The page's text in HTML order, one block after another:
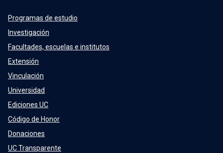
Programas de estudio
Investigación
Facultades, escuelas e institutos
Extensión
Vinculación
Universidad
Ediciones UC
Código de Honor
Donaciones
UC Transparente